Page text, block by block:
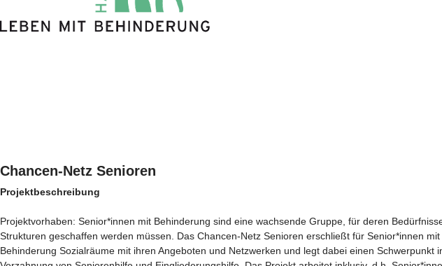
Chancen-Netz Senioren
Projektbeschreibung
Projektvorhaben: Senior*innen mit Behinderung sind eine wachsende Gruppe, für deren
Strukturen geschaffen werden müssen. Das Chancen-Netz Senioren erschließt für Senior*innen mit
Behinderung Sozialräume mit ihren Angeboten und Netzwerken und legt dabei einen Schwerpunkt